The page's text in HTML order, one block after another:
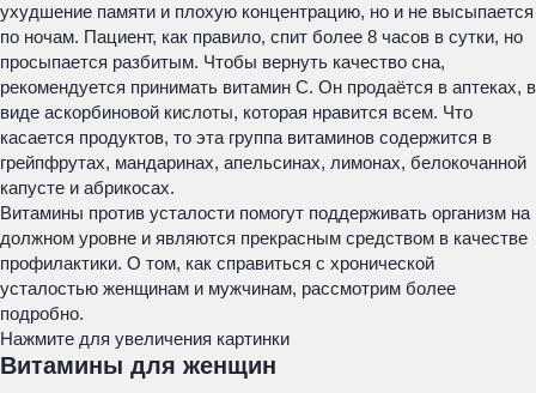
ухудшение памяти и плохую концентрацию, но и не высыпается
по ночам. Пациент, как правило, спит более 8 часов в сутки, но
просыпается разбитым. Чтобы вернуть качество сна,
рекомендуется принимать витамин C. Он продаётся в аптеках, в
виде аскорбиновой кислоты, которая нравится всем. Что
касается продуктов, то эта группа витаминов содержится в
грейпфрутах, мандаринах, апельсинах, лимонах, белокочанной
капусте и абрикосах.
Витамины против усталости помогут поддерживать организм на
должном уровне и являются прекрасным средством в качестве
профилактики. О том, как справиться с хронической
усталостью женщинам и мужчинам, рассмотрим более
подробно.
Нажмите для увеличения картинки
Витамины для женщин